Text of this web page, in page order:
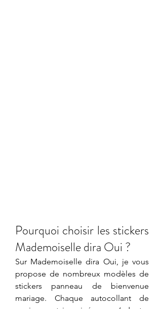
Pourquoi choisir les stickers
Mademoiselle dira Oui ?
Sur Mademoiselle dira Oui, je vous
propose de nombreux modèles de
stickers panneau de bienvenue
mariage. Chaque autocollant de